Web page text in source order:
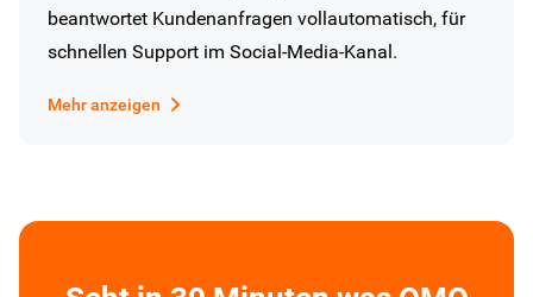
beantwortet Kundenanfragen vollautomatisch, für
schnellen Support im Social-Media-Kanal.
Mehr anzeigen